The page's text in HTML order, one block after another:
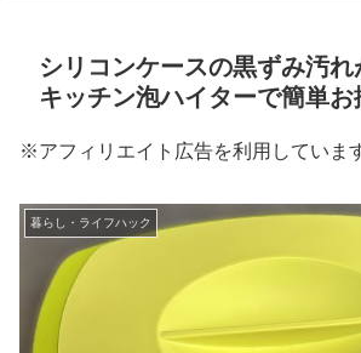
シリコンケースの黒ずみ汚れ
キッチン泡ハイターで簡単お
※アフィリエイト広告を利用していま
暮らし・ライフハック